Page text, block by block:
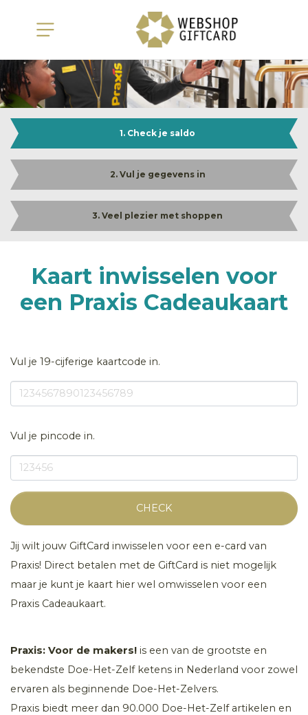
1. Check je saldo
2. Vul je gegevens in
3. Veel plezier met shoppen
Kaart inwisselen voor
een Praxis Cadeaukaart
Vul je 19-cijferige kaartcode in.
Vul je pincode in.
CHECK
Jij wilt jouw GiftCard inwisselen voor een e-card van
Praxis! Direct betalen met de GiftCard is niet mogelijk
maar je kunt je kaart hier wel omwisselen voor een
Praxis Cadeaukaart.
Praxis: Voor de makers! is een van de grootste en
bekendste Doe-Het-Zelf ketens in Nederland voor zowel
ervaren als beginnende Doe-Het-Zelvers.
Praxis biedt meer dan 90.000 Doe-Het-Zelf artikelen en